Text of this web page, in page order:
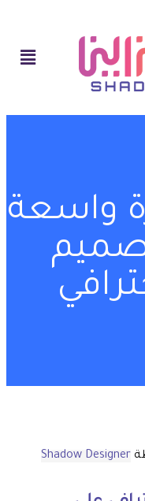
واسعة
Shadow Designer